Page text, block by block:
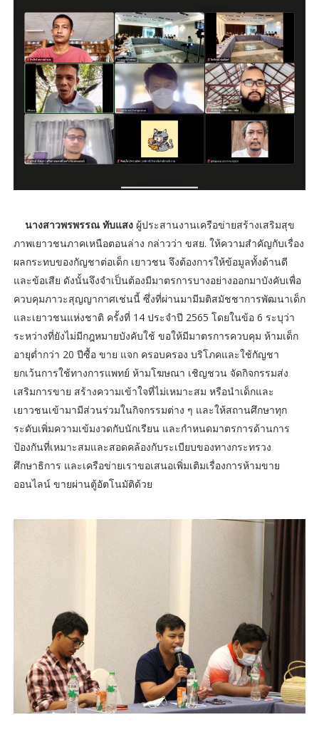
นางสาวพรพรรณ ทับแสง ผู้ประสานงานเครือข่ายสร้างเสริมสุข
ภาพเยาวชนภาคเหนือตอนล่าง กล่าวว่า ขสย. ให้ความสำคัญกับเรื่อง
ผลกระทบของกัญชาต่อเด็ก เยาวชน จึงต้องการให้ข้อมูลทั้งด้านดี
และข้อเสีย ดังนั้นจึงจำเป็นต้องมีมาตรการบางอย่างออกมาบังคับเพื่อ
ควบคุมภาวะสุญญากาศเช่นนี้ ซึ่งที่ผ่านมามีมติสมัชชาการพัฒนาเด็ก
และเยาวชนแห่งชาติ ครั้งที่ 14 ประจำปี 2565 โดยในข้อ 6 ระบุว่า
ระหว่างที่ยังไม่มีกฎหมายบังคับใช้ ขอให้มีมาตรการควบคุม ห้ามเด็ก
อายุต่ำกว่า 20 ปีซื้อ ขาย แจก ครอบครอง บริโภคและใช้กัญชา
ยกเว้นการใช้ทางการแพทย์ ห้ามโฆษณา เชิญชวน จัดกิจกรรมส่ง
เสริมการขาย สร้างความเข้าใจที่ไม่เหมาะสม หรือนําเด็กและ
เยาวชนเข้ามามีส่วนร่วมในกิจกรรมต่าง ๆ และให้สถานศึกษาทุก
ระดับเพิ่มความเข้มงวดกับนักเรียน และกำหนดมาตรการด้านการ
ป้องกันที่เหมาะสมและสอดคล้องกับระเบียบของทางกระทรวง
ศึกษาธิการ และเครือข่ายเราขอเสนอเพิ่มเติมเรื่องการห้ามขาย
ออนไลน์ ขายผ่านตู้อัตโนมัติด้วย